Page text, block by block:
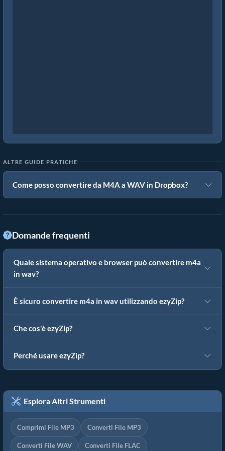
ALTRE GUIDE PRATICHE
Come posso convertire da M4A a WAV in Dropbox?
Domande frequenti
Quale sistema operativo e browser può convertire m4a
in wav?
È sicuro convertire m4a in wav utilizzando ezyZip?
Che cos'è ezyZip?
Perché usare ezyZip?
Esplora Altri Strumenti
Comprimi File MP3 Converti File MP3
Converti File WAV Converti File FLAC